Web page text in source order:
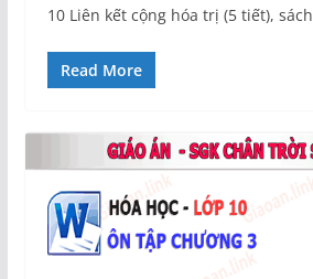
10 Liên kết cộng hóa trị (5 tiết), sách
Read More